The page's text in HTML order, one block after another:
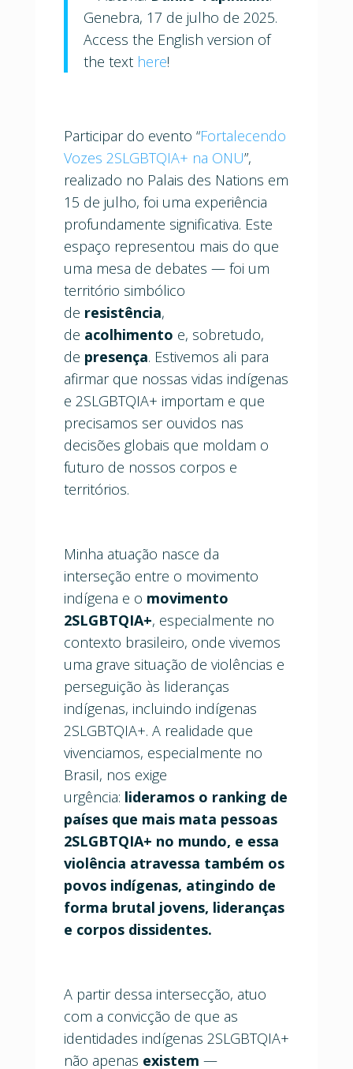
Genebra, 17 de julho de 2025.
Access the English version of
the text here!
Participar do evento “Fortalecendo
Vozes 2SLGBTQIA+ na ONU”,
realizado no Palais des Nations em
15 de julho, foi uma experiência
profundamente significativa. Este
espaço representou mais do que
uma mesa de debates — foi um
território simbólico
de resistência,
de acolhimento e, sobretudo,
de presença. Estivemos ali para
afirmar que nossas vidas indígenas
e 2SLGBTQIA+ importam e que
precisamos ser ouvidos nas
decisões globais que moldam o
futuro de nossos corpos e
territórios.
Minha atuação nasce da
interseção entre o movimento
indígena e o movimento
2SLGBTQIA+, especialmente no
contexto brasileiro, onde vivemos
uma grave situação de violências e
perseguição às lideranças
indígenas, incluindo indígenas
2SLGBTQIA+. A realidade que
vivenciamos, especialmente no
Brasil, nos exige
urgência: lideramos o ranking de
países que mais mata pessoas
2SLGBTQIA+ no mundo, e essa
violência atravessa também os
povos indígenas, atingindo de
forma brutal jovens, lideranças
e corpos dissidentes.
A partir dessa intersecção, atuo
com a convicção de que as
identidades indígenas 2SLGBTQIA+
não apenas existem —